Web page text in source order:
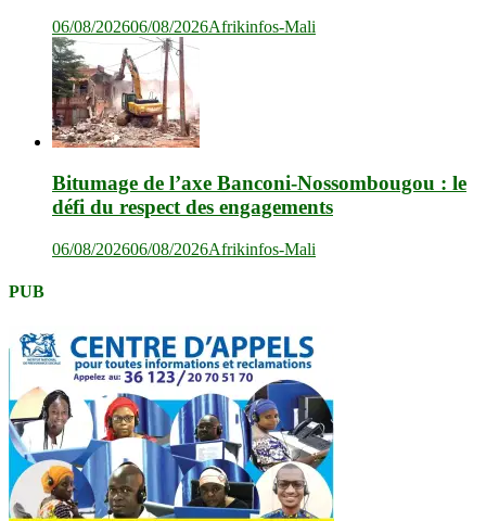
06/08/202606/08/2026Afrikinfos-Mali
Bitumage de l’axe Banconi-Nossombougou : le
défi du respect des engagements
06/08/202606/08/2026Afrikinfos-Mali
PUB